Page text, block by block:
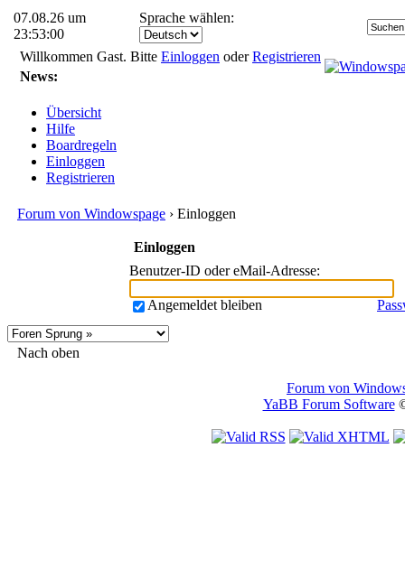
07.08.26 um
23:53:00
Sprache wählen:
Willkommen Gast. Bitte Einloggen oderRegistrieren
News:
Übersicht
Hilfe
Boardregeln
Einloggen
Registrieren
Forum von Windowspage › Einloggen
Einloggen
Benutzer-ID oder eMail-Adresse:
Angemeldet bleiben
Nach oben
Forum von
YaBB Forum Software©